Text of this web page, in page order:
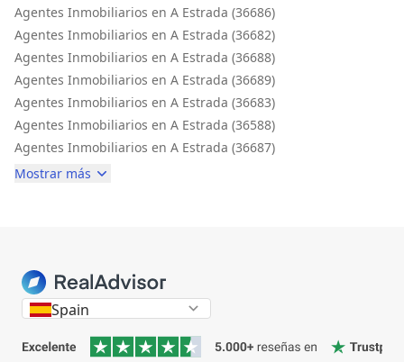
Agentes Inmobiliarios en A Estrada (36686)
Agentes Inmobiliarios en A Estrada (36682)
Agentes Inmobiliarios en A Estrada (36688)
Agentes Inmobiliarios en A Estrada (36689)
Agentes Inmobiliarios en A Estrada (36683)
Agentes Inmobiliarios en A Estrada (36588)
Agentes Inmobiliarios en A Estrada (36687)
Mostrar más
Spain